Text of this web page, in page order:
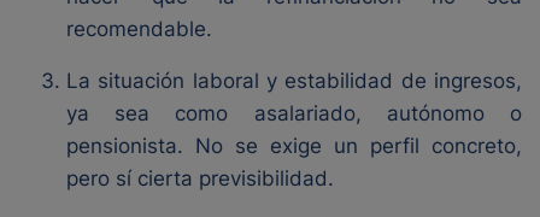
recomendable.
La situación laboral y estabilidad de ingresos,
ya sea como asalariado, autónomo o
pensionista. No se exige un perfil concreto,
pero sí cierta previsibilidad.